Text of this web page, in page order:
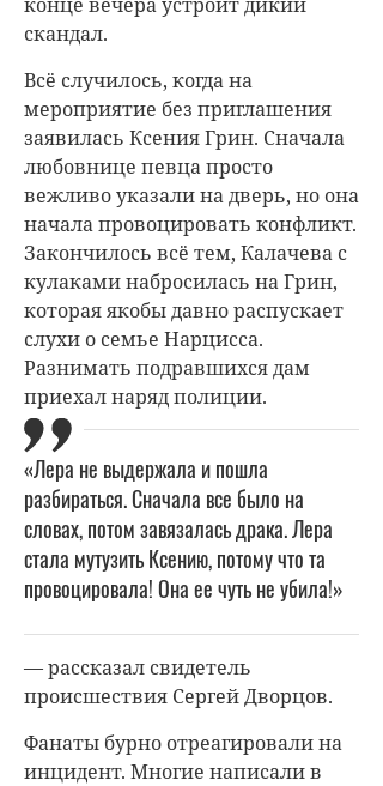
скандал.
Всё случилось, когда на
мероприятие без приглашения
заявилась Ксения Грин. Сначала
любовнице певца просто
вежливо указали на дверь, но она
начала провоцировать конфликт.
Закончилось всё тем, Калачева с
кулаками набросилась на Грин,
которая якобы давно распускает
слухи о семье Нарцисса.
Разнимать подравшихся дам
приехал наряд полиции.
«Лера не выдержала и пошла
разбираться. Сначала все было на
словах, потом завязалась драка. Лера
стала мутузить Ксению, потому что та
провоцировала! Она ее чуть не убила!»
— рассказал свидетель
происшествия Сергей Дворцов.
Фанаты бурно отреагировали на
инцидент. Многие написали в